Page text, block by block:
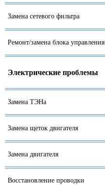
Замена сетевого фильтра
Ремонт/замена блока управления
Электрические проблемы
Замена ТЭНа
Замена щеток двигателя
Замена двигателя
Восстановление проводки